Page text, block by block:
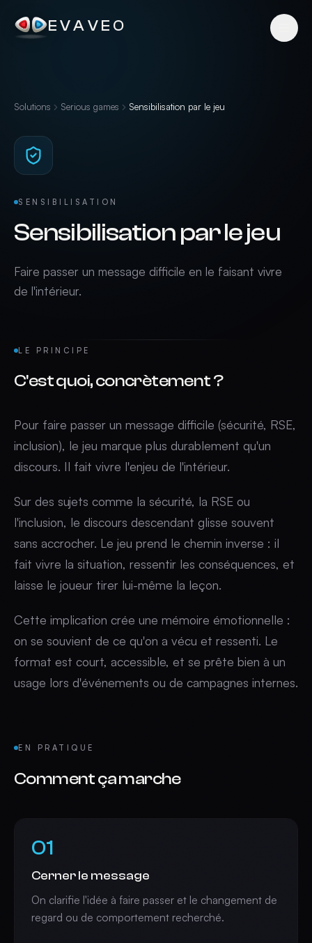
EVAVEO
Solutions Serious games Sensibilisation par le jeu
SENSIBILISATION
Sensibilisation par le jeu
Faire passer un message difficile en le faisant vivre
de l'intérieur.
LE PRINCIPE
C'est quoi, concrètement ?
Pour faire passer un message difficile (sécurité, RSE,
inclusion), le jeu marque plus durablement qu'un
discours. Il fait vivre l'enjeu de l'intérieur.
Sur des sujets comme la sécurité, la RSE ou
l'inclusion, le discours descendant glisse souvent
sans accrocher. Le jeu prend le chemin inverse : il
fait vivre la situation, ressentir les conséquences, et
laisse le joueur tirer lui-même la leçon.
Cette implication crée une mémoire émotionnelle :
on se souvient de ce qu'on a vécu et ressenti. Le
format est court, accessible, et se prête bien à un
usage lors d'événements ou de campagnes internes.
EN PRATIQUE
Comment ça marche
01
Cerner le message
On clarifie l'idée à faire passer et le changement de
regard ou de comportement recherché.